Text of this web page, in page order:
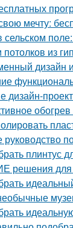
мечту:
сельском
из
дизайн
дизайн-
обогрев
руководство
плинтус
решения для